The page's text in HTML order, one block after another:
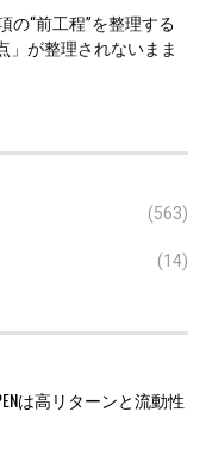
“前工程”を整理する
が整理されないまま
(563)
(14)
は高リターンと流動性